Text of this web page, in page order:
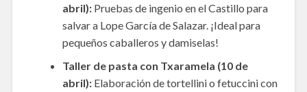
abril):Pruebas de ingenio en el Castillo para
salvar a Lope García de Salazar. ¡Ideal para
pequeños caballeros y damiselas!
Taller de pasta con Txaramela (10 de
abril):Elaboración de tortellini o fetuccini con